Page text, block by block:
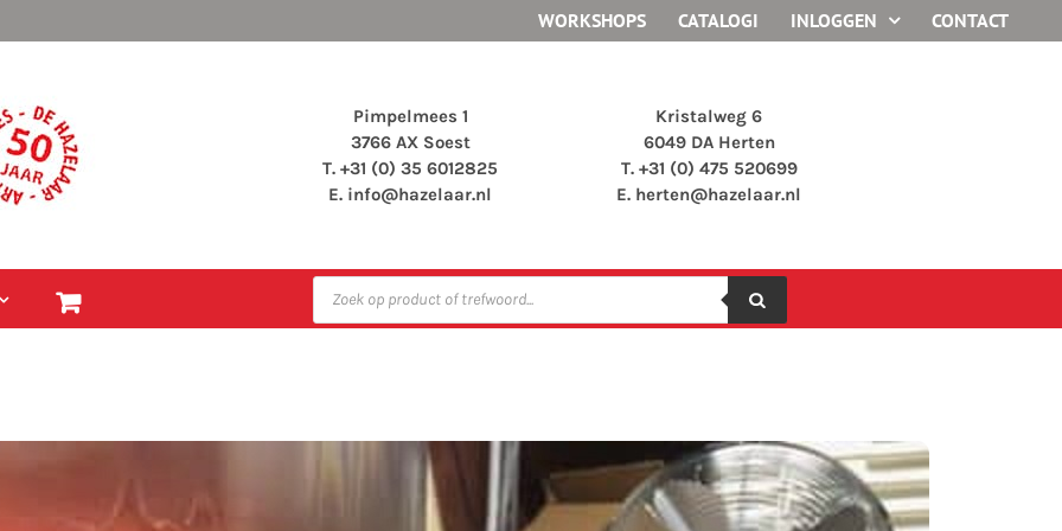
WORKSHOPS CATALOGI INLOGGEN CONTACT
Pimpelmees 1
3766 AX Soest
T. +31 (0) 35 6012825
E. info@hazelaar.nl
Kristalweg 6
6049 DA Herten
T. +31 (0) 475 520699
E. herten@hazelaar.nl
Producten
zoeken